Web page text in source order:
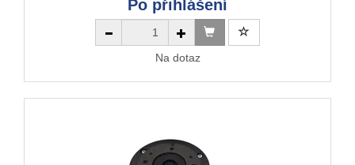
Po přihlášení
Na dotaz